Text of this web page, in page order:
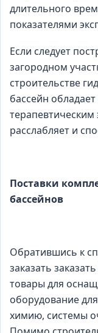
длительного
показателями
Если следует
загородном
строительстве
бассейн
расслабляет и
Поставки
бассейнов
Обратившись к
заказать
товары для
оборудование
химию, системы